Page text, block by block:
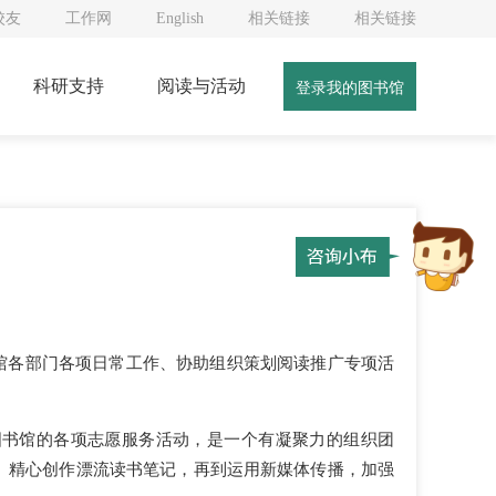
友 工作网 English 相关链接 相关链接
登录我的图书馆
科研支持 阅读与活动
各部门各项日常工作、协助组织策划阅读推广专项活
馆的各项志愿服务活动，是一个有凝聚力的组织团
心创作漂流读书笔记，再到运用新媒体传播，加强